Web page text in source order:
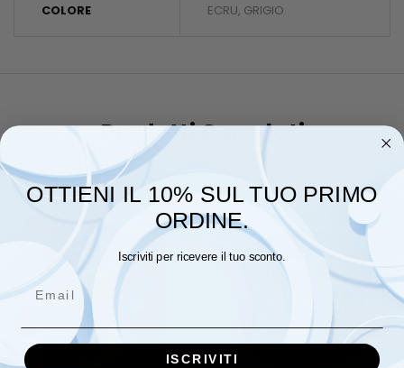
COLORE ECRU, GRIGIO
Prodotti Correlati
OTTIENI IL 10% SUL TUO PRIMO
ORDINE.
Iscriviti per ricevere il tuo sconto.
ISCRIVITI